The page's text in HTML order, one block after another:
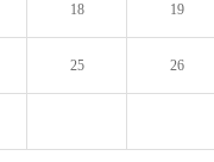
18 19
25 26